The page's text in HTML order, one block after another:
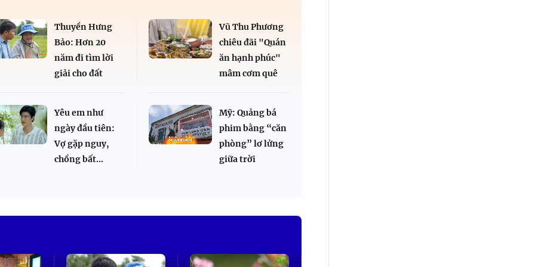
Thuyền Hưng
Bảo: Hơn 20
năm đi tìm lời
giải cho đất
Vũ Thu Phương
chiêu đãi "Quán
ăn hạnh phúc"
mâm cơm quê
Yêu em như
ngày đầu tiên:
Vợ gặp nguy,
chồng bất...
Mỹ: Quảng bá
phim bằng “căn
phòng” lơ lửng
giữa trời